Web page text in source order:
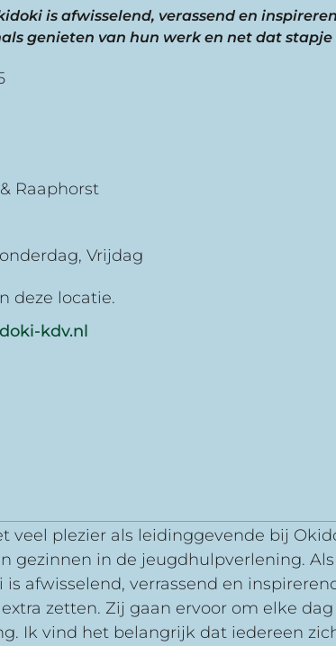
is afwisselend, verassend en
genieten van hun werk en net dat
Raaphorst
Vrijdag
deze locatie.
kdv.nl
plezier als leidinggevende bij
in de jeugdhulpverlening.
afwisselend, verrassend en
zetten. Zij gaan ervoor om elke
Ik vind het belangrijk dat iedereen